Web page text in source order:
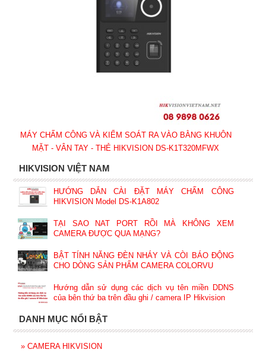
MÁY CHẤM CÔNG VÀ KIỂM SOÁT RA VÀO BẰNG KHUÔN
MẶT - VÂN TAY - THẺ HIKVISION DS-K1T320MFWX
HIKVISION VIỆT NAM
HƯỚNG DẪN CÀI ĐẶT MÁY CHẤM CÔNG
HIKVISION Model DS-K1A802
TẠI SAO NAT PORT RỒI MÀ KHÔNG XEM
CAMERA ĐƯỢC QUA MẠNG?
BẬT TÍNH NĂNG ĐÈN NHÁY VÀ CÒI BÁO ĐỘNG
CHO DÒNG SẢN PHẨM CAMERA COLORVU
Hướng dẫn sử dụng các dịch vụ tên miền DDNS
của bên thứ ba trên đầu ghi / camera IP Hikvision
DANH MỤC NỔI BẬT
» CAMERA HIKVISION